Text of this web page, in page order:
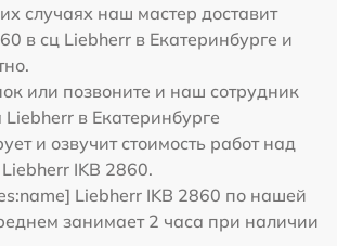
случаях наш мастер доставит
в сц Liebherr в Екатеринбурге и
или позвоните и наш сотрудник
в Екатеринбурге
и озвучит стоимость работ над
IKB 2860.
Liebherr IKB 2860 по нашей
занимает 2 часа при наличии